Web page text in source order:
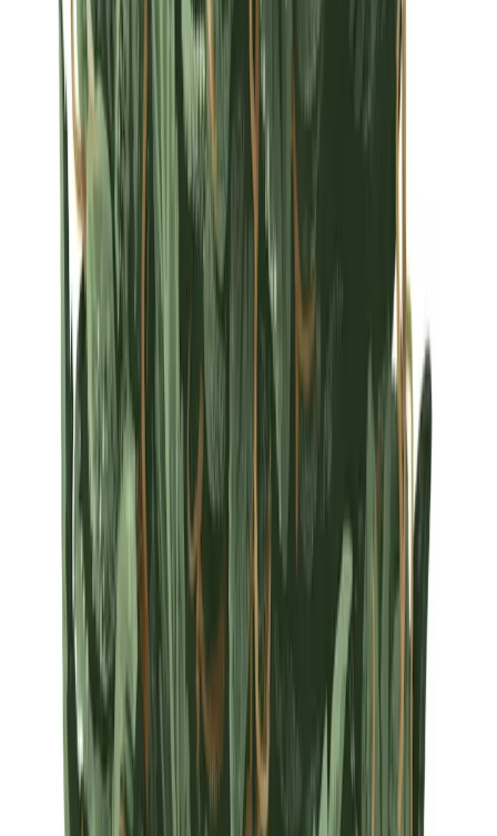
Sativa Strains Indica Strains Hybrid Strains
Standorte